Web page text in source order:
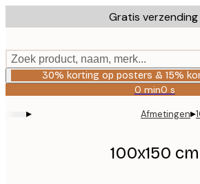
to
content.
Gratis
Zoek product, naam, merk...
30% korting op posters & 15%
0 min0 s
Geldig
tot:
2026-
06
▸ Afmetingen▸
100x150 cm